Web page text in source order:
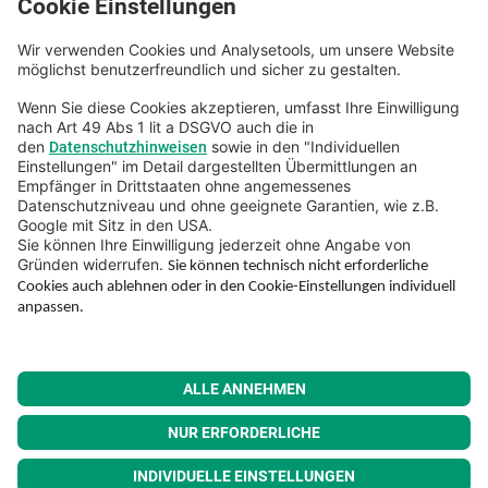
Hinweisgebung
Barrierefreiheit
Hoher Kontrast:
Datenschutz
FAQs
Rechtliche Hinweise
AGB & Dokumentenarchiv